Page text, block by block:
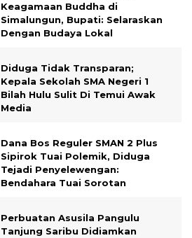
Keagamaan Buddha di
Simalungun, Bupati: Selaraskan
Dengan Budaya Lokal
Diduga Tidak Transparan;
Kepala Sekolah SMA Negeri 1
Bilah Hulu Sulit Di Temui Awak
Media
Dana Bos Reguler SMAN 2 Plus
Sipirok Tuai Polemik, Diduga
Tejadi Penyelewengan:
Bendahara Tuai Sorotan
Perbuatan Asusila Pangulu
Tanjung Saribu Didiamkan